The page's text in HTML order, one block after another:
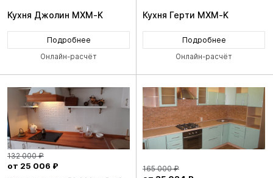
Кухня Джолин MXM-K
Подробнее
Онлайн-расчёт
Кухня Герти MXM-K
Подробнее
Онлайн-расчёт
132 000 ₽
от 25 006 ₽ 165 000 ₽